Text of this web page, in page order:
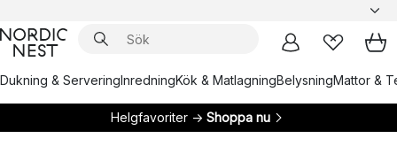
Dukning & ServeringInredningKök & MatlagningBelysningMattor &
Helgfavoriter → Shoppa nu